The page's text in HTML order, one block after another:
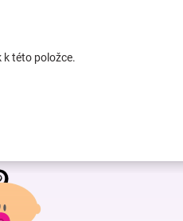
k této položce.